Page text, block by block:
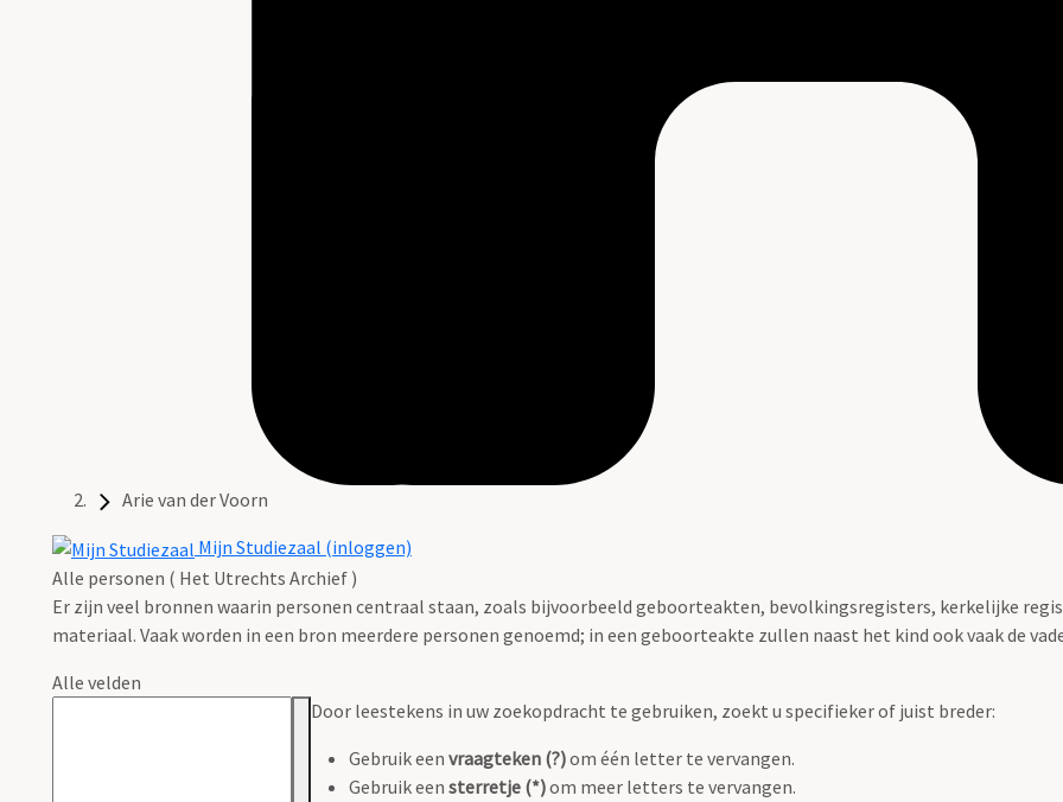
Arie van der Voorn
Mijn Studiezaal (inloggen)
Alle personen ( Het Utrechts Archief )
Er zijn veel bronnen waarin personen centraal staan, zoals bijvoorbeeld geboorteakten, bevolkingsregisters, kerkelijke
materiaal. Vaak worden in een bron meerdere personen genoemd; in een geboorteakte zullen naast het kind ook vaak de
Alle velden
Door leestekens in uw zoekopdracht te gebruiken, zoekt u specifieker of juist breder:
Gebruik een vraagteken (?)om één letter te vervangen.
Gebruik een sterretje (*)om meer letters te vervangen.